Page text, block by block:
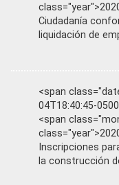
Ciudadanía
liquidación de
<span
04T18:40:45-
<span
Inscripciones
la construcción